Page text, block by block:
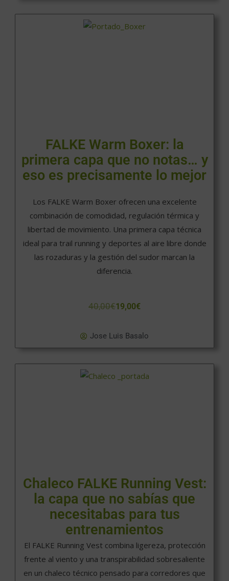
FALKE Warm Boxer: la
primera capa que no notas… y
eso es precisamente lo mejor
Los FALKE Warm Boxer ofrecen una excelente
combinación de comodidad, regulación térmica y
libertad de movimiento. Una primera capa técnica
ideal para trail running y deportes al aire libre donde
las rozaduras y la gestión del sudor marcan la
diferencia.
40,00€19,00€
Jose Luis Basalo
Chaleco FALKE Running Vest:
la capa que no sabías que
necesitabas para tus
entrenamientos
El FALKE Running Vest combina ligereza, protección
frente al viento y una transpirabilidad sobresaliente
en un chaleco técnico pensado para corredores que